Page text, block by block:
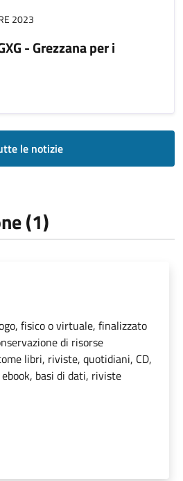
2023
- Grezzana per i
le notizie
(1)
fisico o virtuale, finalizzato
di risorse
libri, riviste, quotidiani, CD,
basi di dati, riviste